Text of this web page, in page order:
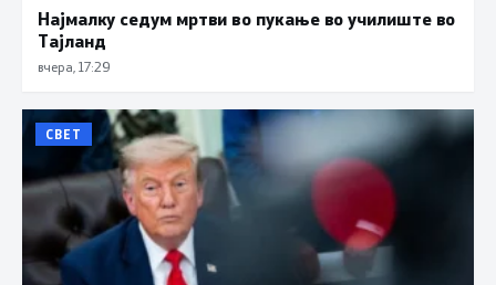
Најмалку седум мртви во пукање во училиште во
Тајланд
вчера, 17:29
СВЕТ